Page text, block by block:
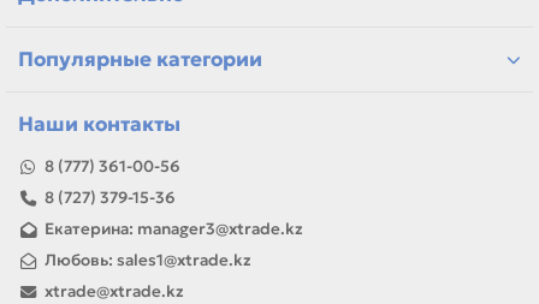
Если параметры в карточке совпадают с вашей моделью
ремонта, заправки, печати или пополнения складского
запаса.
Популярные категории
Наши контакты
8 (777) 361-00-56
8 (727) 379-15-36
Екатерина: manager3@xtrade.kz
Любовь: sales1@xtrade.kz
xtrade@xtrade.kz